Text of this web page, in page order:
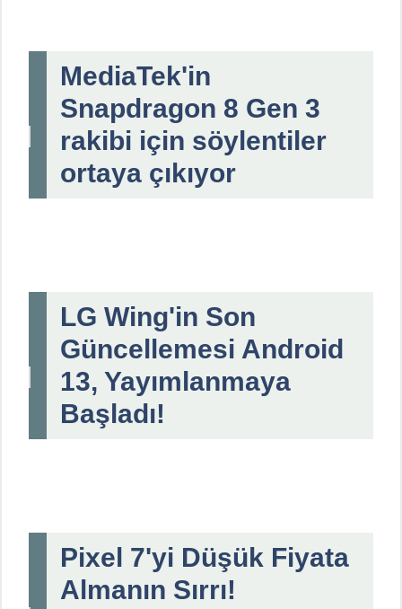
MediaTek'in
Snapdragon 8 Gen 3
rakibi için söylentiler
ortaya çıkıyor
LG Wing'in Son
Güncellemesi Android
13, Yayımlanmaya
Başladı!
Pixel 7'yi Düşük Fiyata
Almanın Sırrı!